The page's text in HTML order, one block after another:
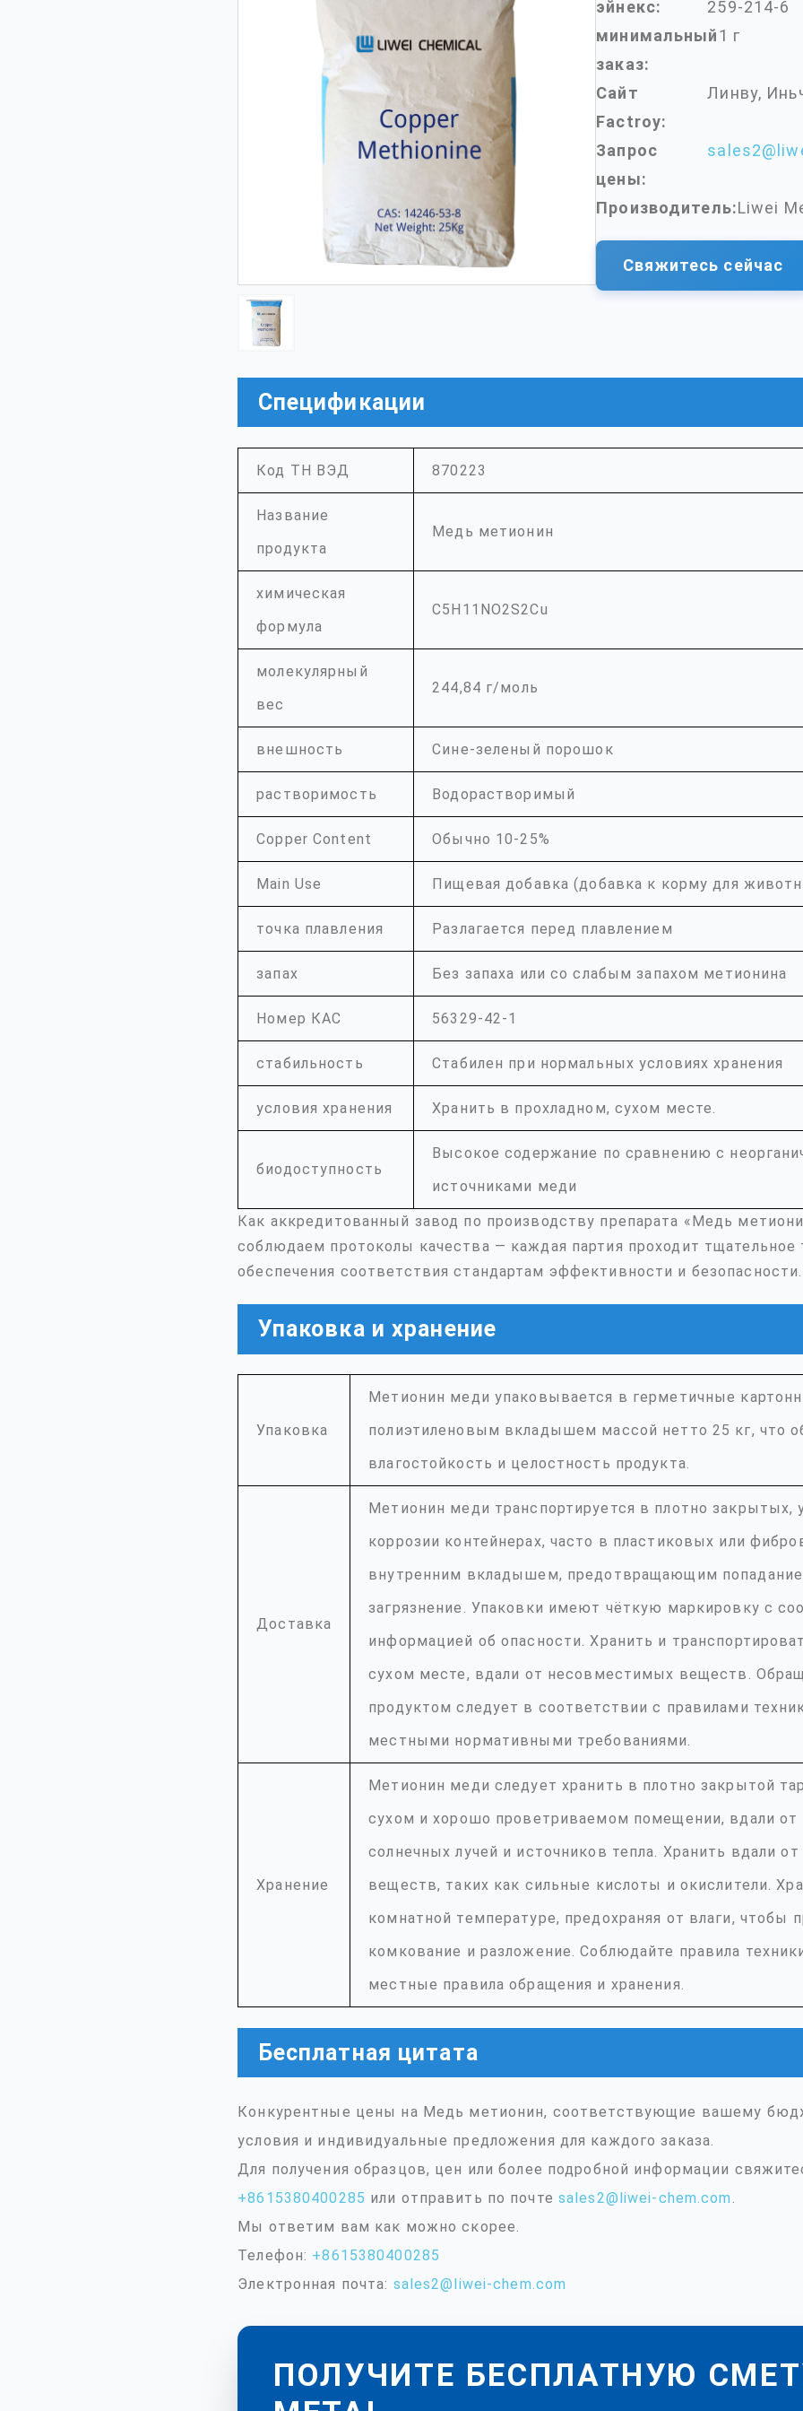
эйнекс:
259-214-6
минимальный
заказ:
1 г
Сайт
Factroy:
Линву,
Запрос
цены:
Производитель:Liwei
Свяжитесь сейчас
Спецификации
Код ТН ВЭД 870223
Название
продукта
Медь метионин
химическая
формула
C5H11NO2S2Cu
молекулярный
вес
244,84 г/моль
внешность Сине-зеленый порошок
растворимость Водорастворимый
Copper Content Обычно 10-25%
Main Use Пищевая добавка (добавка к корму для
точка плавления Разлагается перед плавлением
запах Без запаха или со слабым запахом метионина
Номер КАС 56329-42-1
стабильность Стабилен при нормальных условиях хранения
условия хранения Хранить в прохладном, сухом месте.
биодоступность
Высокое содержание по сравнению с
источниками меди
Как аккредитованный завод по производству препарата «Медь
соблюдаем протоколы качества — каждая партия проходит тщательное
обеспечения соответствия стандартам эффективности и безопасности.
Упаковка и хранение
Упаковка
Метионин меди упаковывается в герметичные
полиэтиленовым вкладышем массой нетто 25 кг, что
влагостойкость и целостность продукта.
Доставка
Метионин меди транспортируется в плотно закрытых,
коррозии контейнерах, часто в пластиковых или
внутренним вкладышем, предотвращающим попадание
загрязнение. Упаковки имеют чёткую маркировку с
информацией об опасности. Хранить и
сухом месте, вдали от несовместимых веществ.
продуктом следует в соответствии с правилами
местными нормативными требованиями.
Хранение
Метионин меди следует хранить в плотно закрытой
сухом и хорошо проветриваемом помещении, вдали от
солнечных лучей и источников тепла. Хранить вдали
веществ, таких как сильные кислоты и окислители.
комнатной температуре, предохраняя от влаги, чтобы
комкование и разложение. Соблюдайте правила
местные правила обращения и хранения.
Бесплатная цитата
Конкурентные цены на Медь метионин, соответствующие вашему
условия и индивидуальные предложения для каждого заказа.
Для получения образцов, цен или более подробной информации
+8615380400285 или отправить по почте sales2@liwei-chem.com
Мы ответим вам как можно скорее.
Телефон: +8615380400285
Электронная почта: sales2@liwei-chem.com
ПОЛУЧИТЕ БЕСПЛАТНУЮ